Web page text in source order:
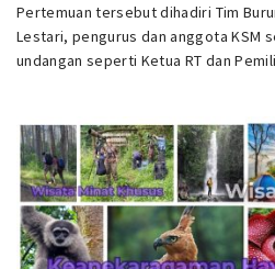
Pertemuan tersebut dihadiri Tim
Lestari, pengurus dan anggota KSM
undangan seperti Ketua RT dan